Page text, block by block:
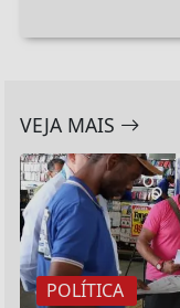
VEJA MAIS
POLÍTICA